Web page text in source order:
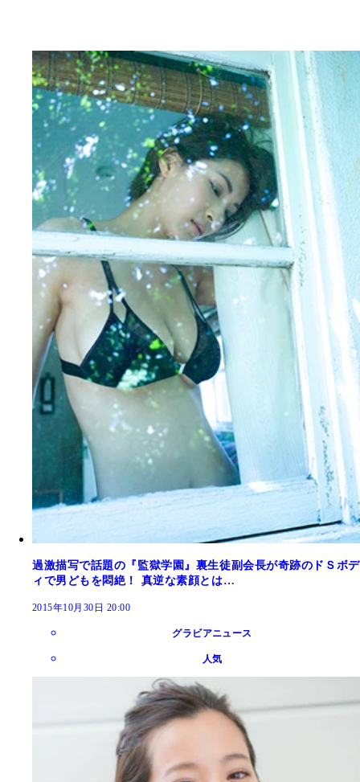
過激描写で話題の『監獄学園』裏生徒副会長が奇跡のドＳボデ
ィで男どもを悶絶！ 真逆な素顔とは…
2015年10月30日 20:00
グラビアニュース
人気